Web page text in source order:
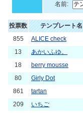
名前:
投票数 テンプレート名
855
ALICE check
13
あかいふゆ。
18
berry mousse
80
Girly Dot
861
tartan
209
いちご